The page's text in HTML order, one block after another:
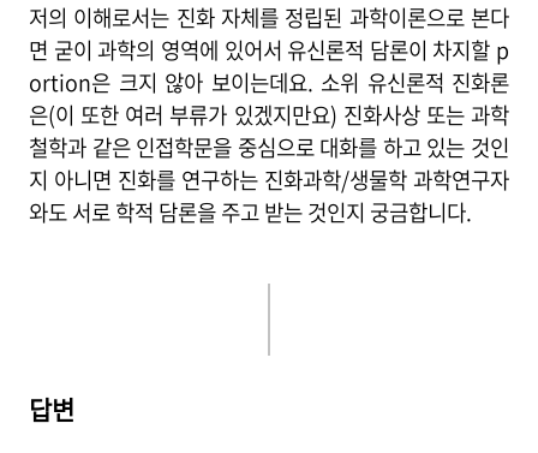
저의 이해로서는 진화 자체를 정립된 과학이론으로 본다
면 굳이 과학의 영역에 있어서 유신론적 담론이 차지할 p
ortion은 크지 않아 보이는데요. 소위 유신론적 진화론
은(이 또한 여러 부류가 있겠지만요) 진화사상 또는 과학
철학과 같은 인접학문을 중심으로 대화를 하고 있는 것인
지 아니면 진화를 연구하는 진화과학/생물학 과학연구자
와도 서로 학적 담론을 주고 받는 것인지 궁금합니다.
답변